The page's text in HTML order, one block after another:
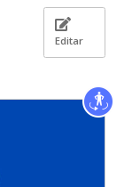
Editar